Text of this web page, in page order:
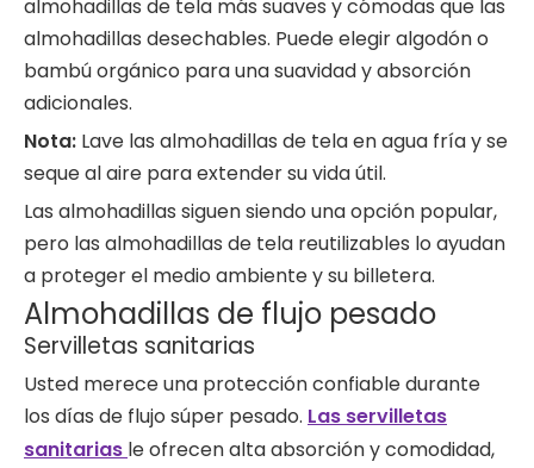
almohadillas de tela más suaves y cómodas que las
almohadillas desechables. Puede elegir algodón o
bambú orgánico para una suavidad y absorción
adicionales.
Nota: Lave las almohadillas de tela en agua fría y se
seque al aire para extender su vida útil.
Las almohadillas siguen siendo una opción popular,
pero las almohadillas de tela reutilizables lo ayudan
a proteger el medio ambiente y su billetera.
Almohadillas de flujo pesado
Servilletas sanitarias
Usted merece una protección confiable durante
los días de flujo súper pesado. Las servilletas
sanitarias le ofrecen alta absorción y comodidad,